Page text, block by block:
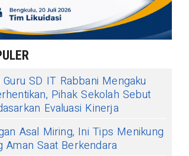
Guru SD IT Rabbani Mengaku
Pihak Sekolah Sebut
Evaluasi Kinerja
Asal Miring, Ini Tips Menikung
Aman Saat Berkendara